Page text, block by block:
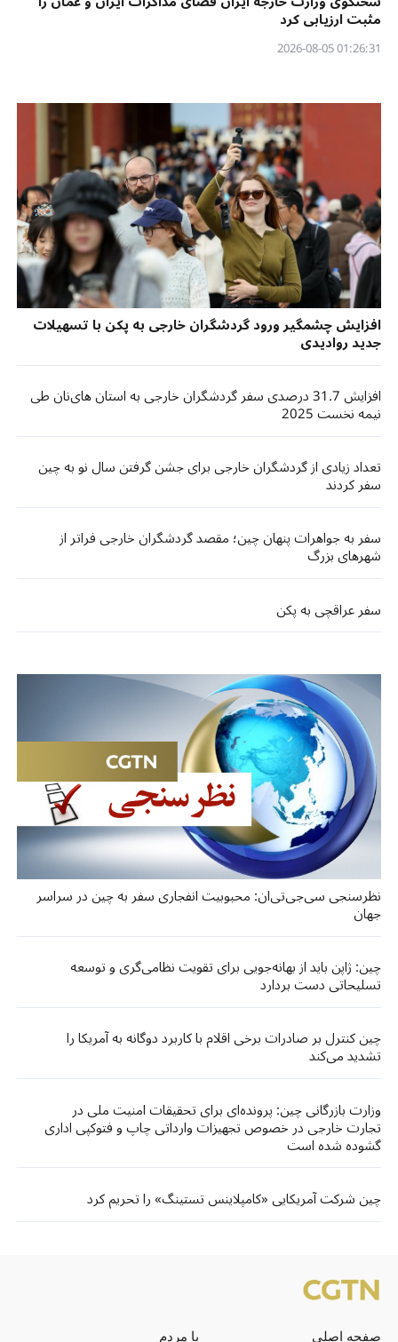
مثبت ارزیابی کرد
01:26:31 2026-08-05
افزایش چشمگیر ورود گردشگران خارجی به پکن با تسهیلات
جدید روادیدی
افزایش 31.7 درصدی سفر گردشگران خارجی به استان های‌نان طی
نیمه نخست 2025
تعداد زیادی از گردشگران خارجی برای جشن گرفتن سال نو به چین
سفر کردند
سفر به جواهرات پنهان چین؛ مقصد گردشگران خارجی فراتر از
شهرهای بزرگ
سفر عراقچی به پکن
نظرسنجی سی‌جی‌تی‌ان: محبوبیت انفجاری سفر به چین در سراسر
جهان
چین: ژاپن باید از بهانه‌جویی برای تقویت نظامی‌گری و توسعه
تسلیحاتی دست بردارد
چین کنترل بر صادرات برخی اقلام با کاربرد دوگانه به آمریکا را
تشدید می‌کند
وزارت بازرگانی چین: پرونده‌ای برای تحقیقات امنیت ملی در
تجارت خارجی در خصوص تجهیزات وارداتی چاپ و فتوکپی اداری
گشوده شده است
چین شرکت آمریکایی «کامپلاینس تستینگ» را تحریم کرد
صفحه اصلی
با مردم